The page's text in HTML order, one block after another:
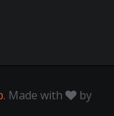
. Made with
by